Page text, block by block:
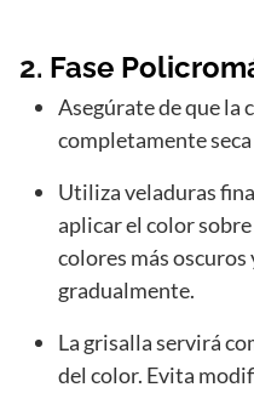
2. Fase
Asegúrate de que la
completamente
Utiliza veladuras
aplicar el color
colores más oscuros
gradualmente.
La grisalla servirá
del color. Evita